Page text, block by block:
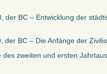
der BC – Entwicklung der
der BC – Die Anfänge der
des zweiten und ersten